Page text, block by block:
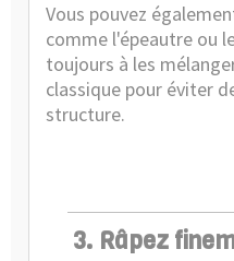
Vous pouvez
comme l'épeautre ou
toujours à les
classique pour éviter
structure.
3. Râpez